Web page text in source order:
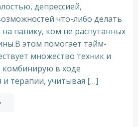
депрессией,
что-либо делать
панику, ком не распутанных
этом помогает тайм-
множество техник и
в ходе
и терапии, учитывая […]